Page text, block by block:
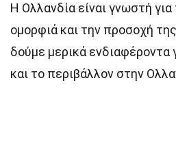
Η Ολλανδία είναι γνωστή
ομορφιά και την προσοχή
δούμε μερικά ενδιαφέροντα
και το περιβάλλον στην